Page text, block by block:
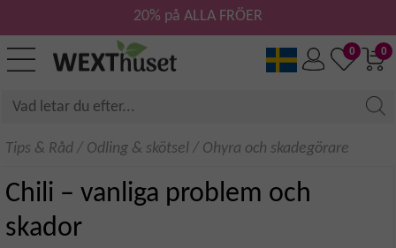
0
0
20% på ALLA FRÖER
Tips & Råd / Odling & skötsel / Ohyra och skadegörare
Chili – vanliga problem och
skador